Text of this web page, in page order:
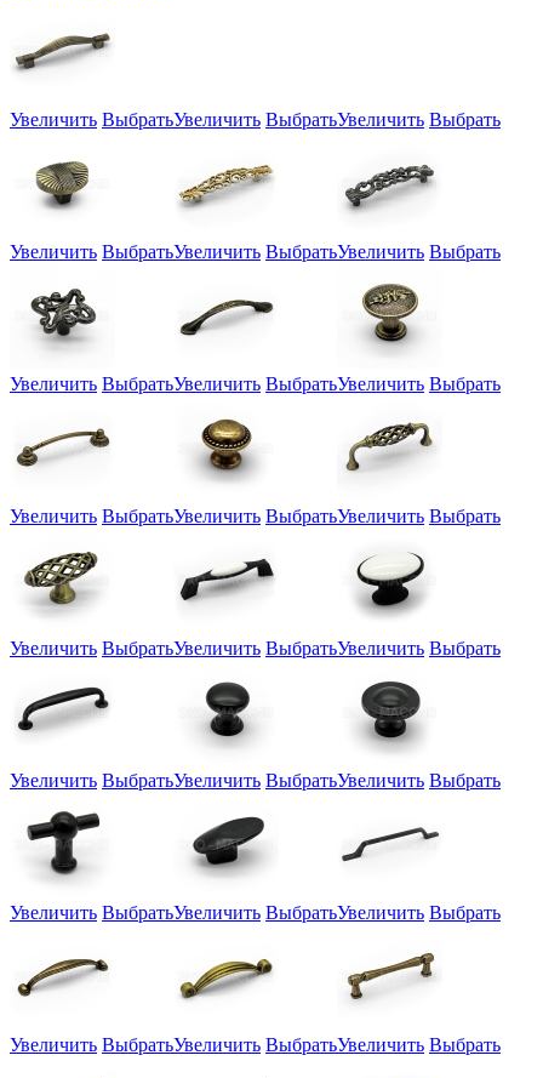
Увеличить ВыбратьУвеличить ВыбратьУвеличить Выбрать
Увеличить ВыбратьУвеличить ВыбратьУвеличить Выбрать
Увеличить ВыбратьУвеличить ВыбратьУвеличить Выбрать
Увеличить ВыбратьУвеличить ВыбратьУвеличить Выбрать
Увеличить ВыбратьУвеличить ВыбратьУвеличить Выбрать
Увеличить ВыбратьУвеличить ВыбратьУвеличить Выбрать
Увеличить ВыбратьУвеличить ВыбратьУвеличить Выбрать
Увеличить ВыбратьУвеличить ВыбратьУвеличить Выбрать